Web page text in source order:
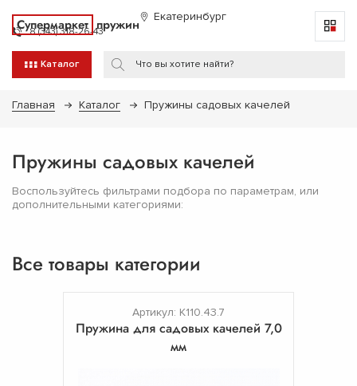
Супермаркет пружин Екатеринбург
8 (343) 318-26-43
Каталог
Главная Каталог Пружины садовых качелей
Пружины садовых качелей
Воспользуйтесь фильтрами подбора по параметрам, или
дополнительными категориями:
Все товары категории
Артикул: К110.43.7
Пружина для садовых качелей 7,0
мм